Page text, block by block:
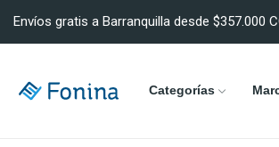
Envíos gratis a Barranquilla desde $357.000
Categorías